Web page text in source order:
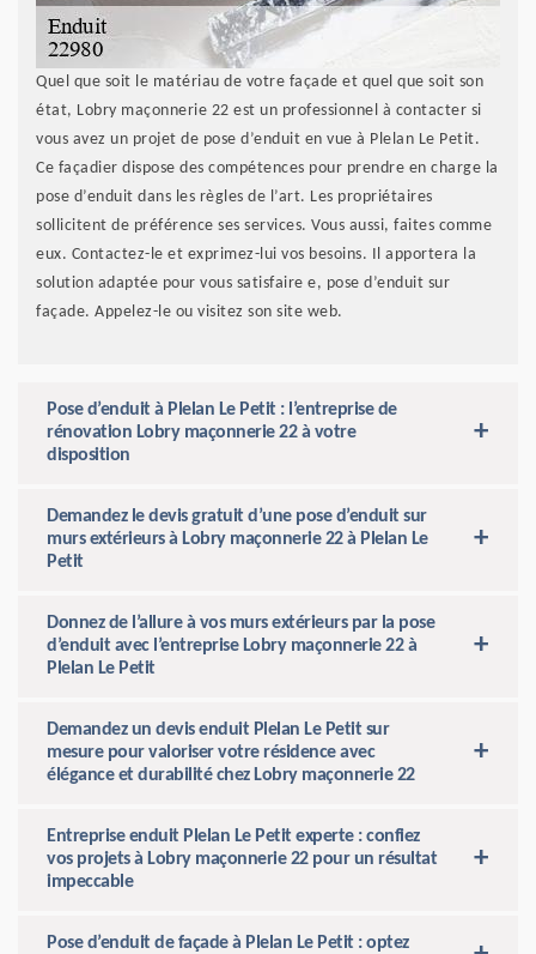
Quel que soit le matériau de votre façade et quel que soit son
état, Lobry maçonnerie 22 est un professionnel à contacter si
vous avez un projet de pose d’enduit en vue à Plelan Le Petit.
Ce façadier dispose des compétences pour prendre en charge la
pose d’enduit dans les règles de l’art. Les propriétaires
sollicitent de préférence ses services. Vous aussi, faites comme
eux. Contactez-le et exprimez-lui vos besoins. Il apportera la
solution adaptée pour vous satisfaire e, pose d’enduit sur
façade. Appelez-le ou visitez son site web.
Pose d’enduit à Plelan Le Petit : l’entreprise de
rénovation Lobry maçonnerie 22 à votre
disposition
Demandez le devis gratuit d’une pose d’enduit sur
murs extérieurs à Lobry maçonnerie 22 à Plelan Le
Petit
Donnez de l’allure à vos murs extérieurs par la pose
d’enduit avec l’entreprise Lobry maçonnerie 22 à
Plelan Le Petit
Demandez un devis enduit Plelan Le Petit sur
mesure pour valoriser votre résidence avec
élégance et durabilité chez Lobry maçonnerie 22
Entreprise enduit Plelan Le Petit experte : confiez
vos projets à Lobry maçonnerie 22 pour un résultat
impeccable
Pose d’enduit de façade à Plelan Le Petit : optez